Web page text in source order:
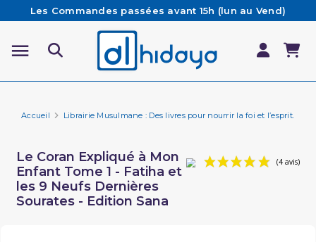
Les Commandes passées avant 15h (lun au Vend)
sont préparées et expédiées le jour même
Besoin d'aide ? Retrouvez notre FAQ
Livraison offerte à partir de 65€ d'achat*
Accueil Librairie Musulmane : Des livres pour nourrir la foi et l’esprit.
Le Coran Expliqué à Mon
Enfant Tome 1 - Fatiha et
les 9 Neufs Dernières
Sourates - Edition Sana